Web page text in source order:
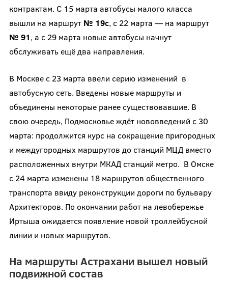
контрактам. С 15 марта автобусы малого класса
вышли на маршрут № 19с, с 22 марта — на маршрут
№ 91, а с 29 марта новые автобусы начнут
обслуживать ещё два направления.
В Москве с 23 марта ввели серию изменений в
автобусную сеть. Введены новые маршруты и
объединены некоторые ранее существовавшие. В
свою очередь, Подмосковье ждёт нововведений с 30
марта: продолжится курс на сокращение пригородных
и междугородных маршрутов до станций МЦД вместо
расположенных внутри МКАД станций метро. В Омске
с 24 марта изменены 18 маршрутов общественного
транспорта ввиду реконструкции дороги по бульвару
Архитекторов. По окончании работ на левобережье
Иртыша ожидается появление новой троллейбусной
линии и новых маршрутов.
На маршруты Астрахани вышел новый
подвижной состав